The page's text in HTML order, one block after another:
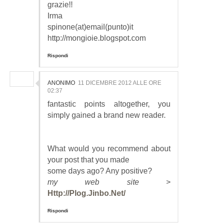
grazie!!
Irma
spinone(at)email(punto)it
http://mongioie.blogspot.com
Rispondi
ANONIMO 11 DICEMBRE 2012 ALLE ORE
02:37
fantastic points altogether, you
simply gained a brand new reader.
What would you recommend about
your post that you made
some days ago? Any positive?
my web site>
Http://Plog.Jinbo.Net/
Rispondi